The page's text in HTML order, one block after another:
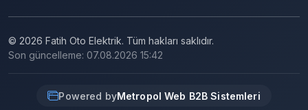
© 2026 Fatih Oto Elektrik. Tüm hakları saklıdır.
Son güncelleme: 07.08.2026 15:42
Powered byMetropol Web B2B Sistemleri